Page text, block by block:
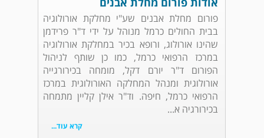
פורום מחלת אבנים שע"י מחלקת אורולוגיה
בבית החולים כרמל מנוהל על ידי ד"ר פרידמן
שהינו אורולוג, ורופא בכיר במחלקת אורולוגיה
במרכז הרפואי כרמל, כמו כן שותף לניהול
הפורום ד"ר יורם דקל, מומחה בכירורגייה
אורולוגית ומנהל המחלקה האורולוגית במרכז
הרפואי כרמל, חיפה. וד"ר אילן קליין מתמחה
בכירורגיה א...
קרא עוד...